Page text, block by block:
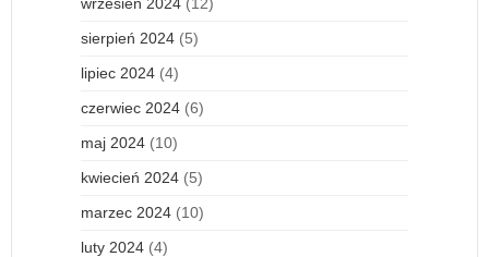
sierpień 2024 (5)
lipiec 2024 (4)
czerwiec 2024 (6)
maj 2024 (10)
kwiecień 2024 (5)
marzec 2024 (10)
luty 2024 (4)